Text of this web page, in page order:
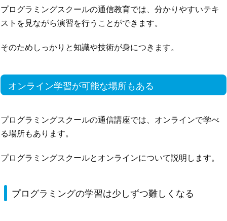
プログラミングスクールの通信教育では、分かりやすいテキ
ストを見ながら演習を行うことができます。
そのためしっかりと知識や技術が身につきます。
オンライン学習が可能な場所もある
プログラミングスクールの通信講座では、オンラインで学べ
る場所もあります。
プログラミングスクールとオンラインについて説明します。
プログラミングの学習は少しずつ難しくなる